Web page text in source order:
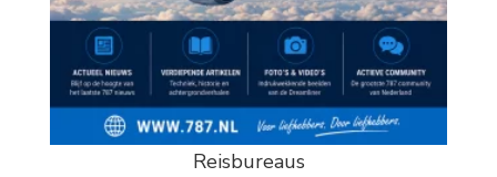
Reisbureaus